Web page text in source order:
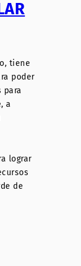
tiene
poder
para
a
lograr
de